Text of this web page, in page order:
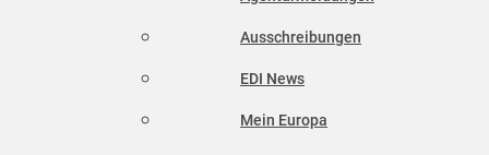
Ausschreibungen
EDI News
Mein Europa